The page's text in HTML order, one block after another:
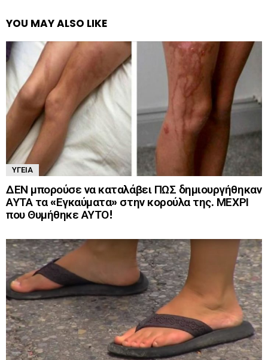
YOU MAY ALSO LIKE
ΥΓΕΊΑ
ΔΕΝ μπορούσε να καταλάβει ΠΩΣ δημιουργήθηκαν
ΑΥΤΑ τα «Εγκαύματα» στην κορούλα της. ΜΕΧΡΙ
που Θυμήθηκε ΑΥΤΟ!